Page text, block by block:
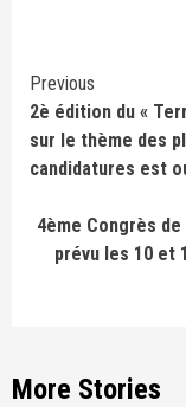
Continue
Reading
Previous
2è édition du «
sur le thème des
candidatures est
4ème Congrès
prévu les 10 et
More Stories